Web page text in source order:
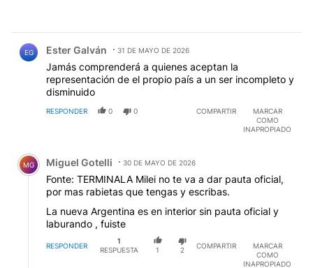
EG Ester Galván 31 DE MAYO DE 2026
Jamás comprenderá a quienes aceptan la
representación de el propio país a un ser incompleto y
disminuido
RESPONDER 0 0 COMPARTIR
MARCAR
COMO
INAPROPIADO
Comentario de Miguel Gotelli.
MG Miguel Gotelli 30 DE MAYO DE 2026
Fonte: TERMINALA Milei no te va a dar pauta oficial,
por mas rabietas que tengas y escribas.
La nueva Argentina es en interior sin pauta oficial y
laburando , fuiste
RESPONDER
1
RESPUESTA
1 2
COMPARTIR
MARCAR
COMO
INAPROPIADO